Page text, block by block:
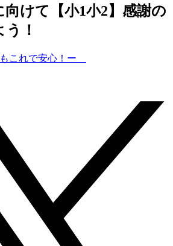
けて【小1小2】感謝の
！
これで安心！ー